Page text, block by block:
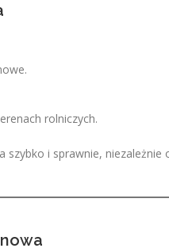
rolniczych.
szybko i sprawnie, niezależnie